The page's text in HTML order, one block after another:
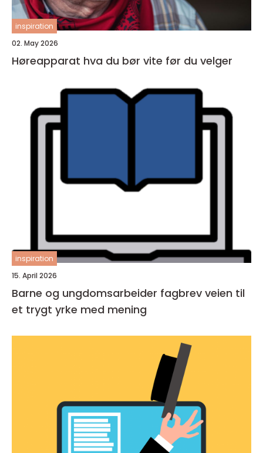
inspiration
02. May 2026
Høreapparat hva du bør vite før du velger
inspiration
15. April 2026
Barne og ungdomsarbeider fagbrev veien til
et trygt yrke med mening